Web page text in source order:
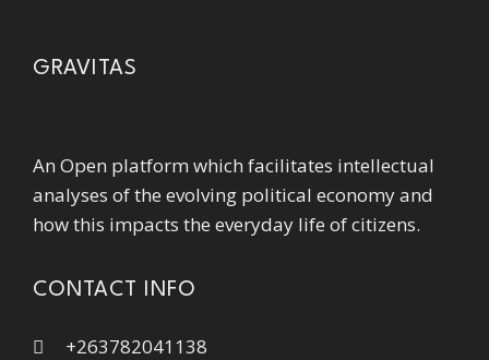
GRAVITAS
An Open platform which facilitates intellectual
analyses of the evolving political economy and
how this impacts the everyday life of citizens.
CONTACT INFO
+263782041138